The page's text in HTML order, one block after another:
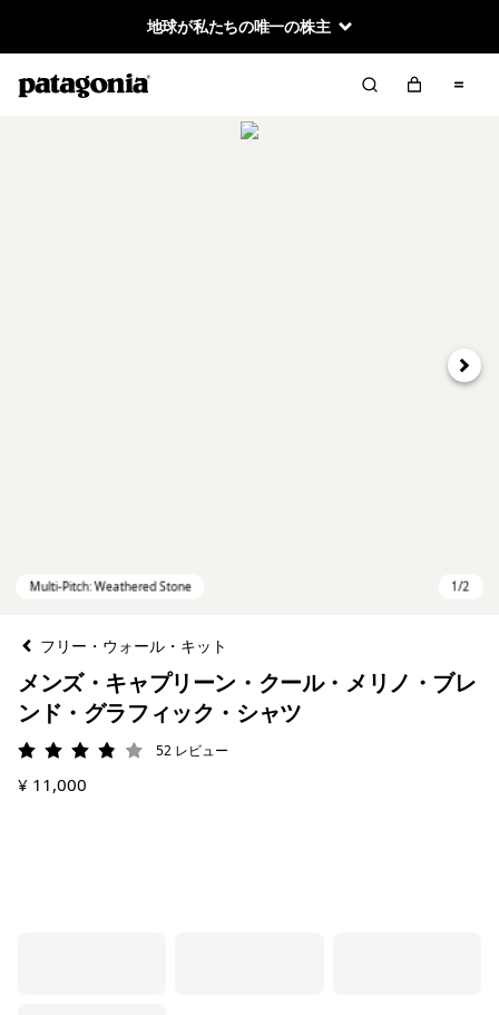
地球が私たちの唯一の株主
次へ
フリー・ウォール・キット
メンズ・キャプリーン・クール・メリノ・ブレ
ンド・グラフィック・シャツ
評価: 3.9 / 5
52 レビュー
¥ 11,000